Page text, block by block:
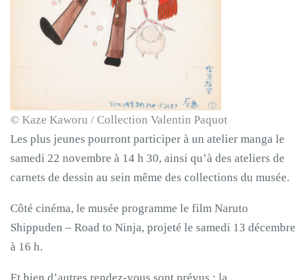
© Kaze Kaworu / Collection Valentin Paquot
Les plus jeunes pourront participer à un atelier manga le
samedi 22 novembre à 14 h 30, ainsi qu’à des ateliers de
carnets de dessin au sein même des collections du musée.
Côté cinéma, le musée programme le film Naruto
Shippuden – Road to Ninja, projeté le samedi 13 décembre
à 16 h.